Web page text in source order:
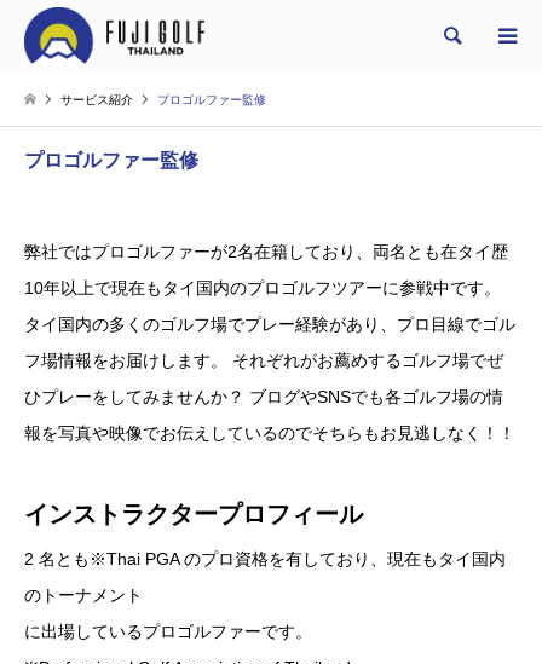
Search
サービス紹介 プロゴルファー監修
プロゴルファー監修
弊社ではプロゴルファーが2名在籍しており、両名とも在タイ歴
10年以上で現在もタイ国内のプロゴルフツアーに参戦中です。
タイ国内の多くのゴルフ場でプレー経験があり、プロ目線でゴル
フ場情報をお届けします。 それぞれがお薦めするゴルフ場でぜ
ひプレーをしてみませんか？ ブログやSNSでも各ゴルフ場の情
報を写真や映像でお伝えしているのでそちらもお見逃しなく！！
インストラクタープロフィール
2 名とも※Thai PGA のプロ資格を有しており、現在もタイ国内
のトーナメント
に出場しているプロゴルファーです。